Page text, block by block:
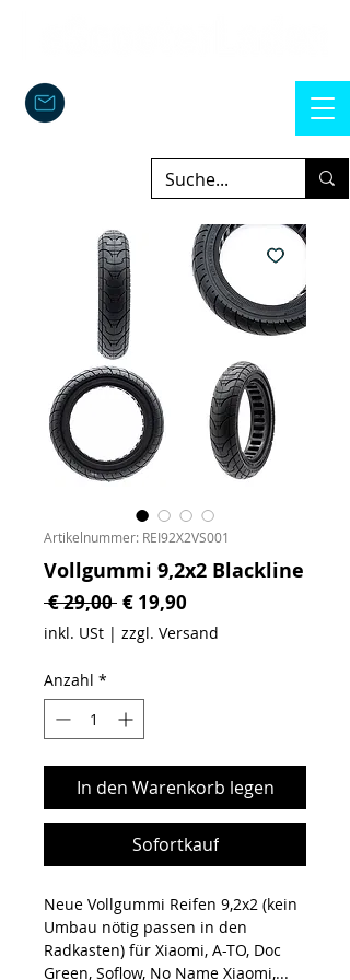
Artikelnummer: REI92X2VS001
Vollgummi 9,2x2 Blackline
€ 29,00 Standardpreis
€ 19,90
inkl. USt | zzgl. Versand
Anzahl *
In den Warenkorb legen
Sofortkauf
Neue Vollgummi Reifen 9,2x2 (kein
Umbau nötig passen in den
Radkasten) für Xiaomi, A-TO, Doc
Green, Soflow, No Name Xiaomi,...